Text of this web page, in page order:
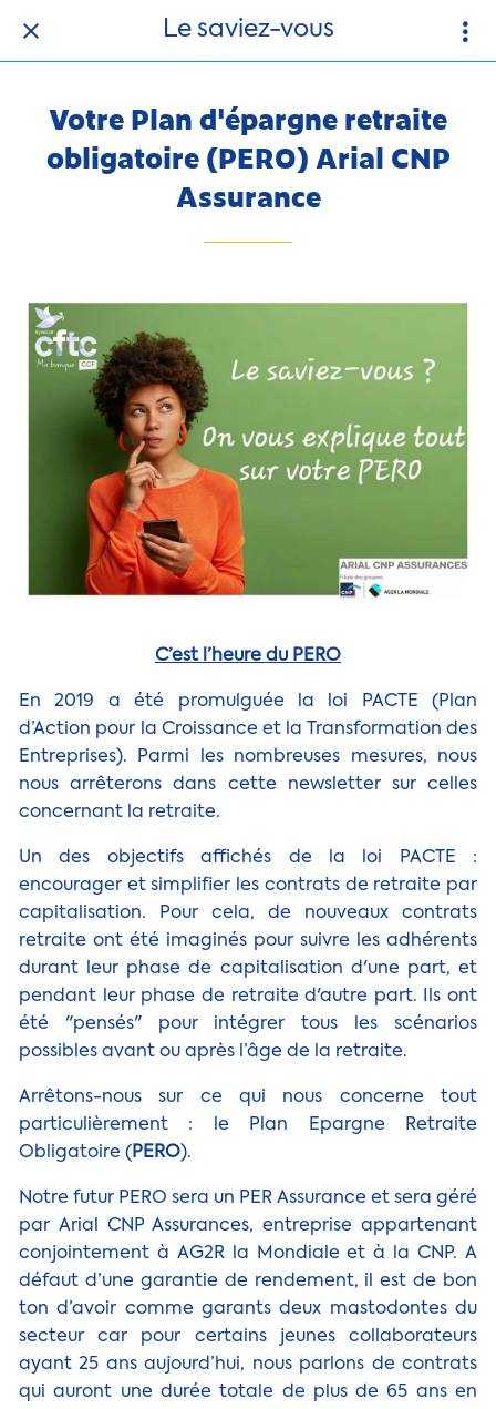
Le saviez-vous
Votre Plan d'épargne retraite
obligatoire (PERO) Arial CNP
Assurance
C’est l’heure du PERO
En 2019 a été promulguée la loi PACTE (Plan
d’Action pour la Croissance et la Transformation des
Entreprises). Parmi les nombreuses mesures, nous
nous arrêterons dans cette newsletter sur celles
concernant la retraite.
Un des objectifs affichés de la loi PACTE :
encourager et simplifier les contrats de retraite par
capitalisation. Pour cela, de nouveaux contrats
retraite ont été imaginés pour suivre les adhérents
durant leur phase de capitalisation d'une part, et
pendant leur phase de retraite d'autre part. Ils ont
été "pensés" pour intégrer tous les scénarios
possibles avant ou après l’âge de la retraite.
Arrêtons-nous sur ce qui nous concerne tout
particulièrement : le Plan Epargne Retraite
Obligatoire ( PERO).
Notre futur PERO sera un PER Assurance et sera géré
par Arial CNP Assurances, entreprise appartenant
conjointement à AG2R la Mondiale et à la CNP. A
défaut d’une garantie de rendement, il est de bon
ton d’avoir comme garants deux mastodontes du
secteur car pour certains jeunes collaborateurs
ayant 25 ans aujourd’hui, nous parlons de contrats
qui auront une durée totale de plus de 65 ans en